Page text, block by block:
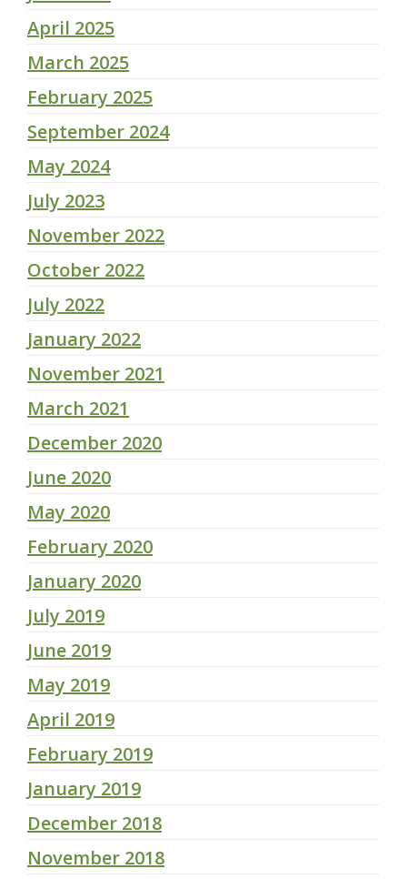
April 2025
March 2025
February 2025
September 2024
May 2024
July 2023
November 2022
October 2022
July 2022
January 2022
November 2021
March 2021
December 2020
June 2020
May 2020
February 2020
January 2020
July 2019
June 2019
May 2019
April 2019
February 2019
January 2019
December 2018
November 2018